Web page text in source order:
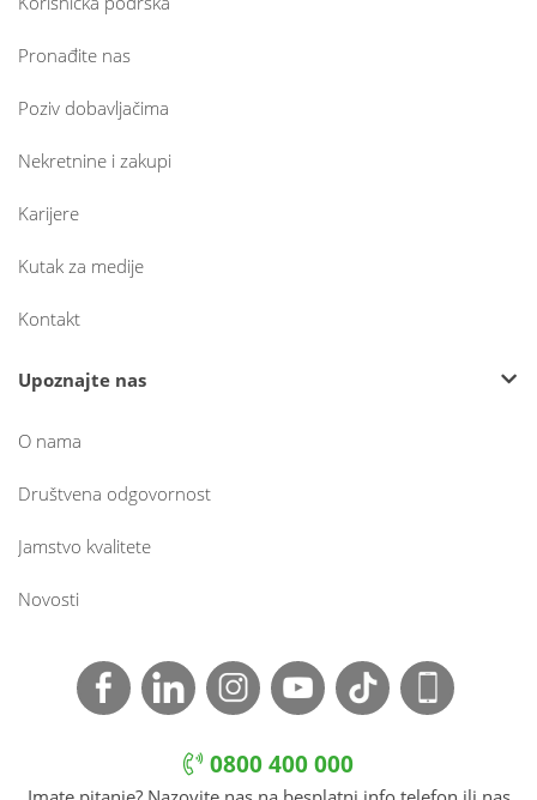
Pronađite nas
Poziv dobavljačima
Nekretnine i zakupi
Karijere
Kutak za medije
Kontakt
Upoznajte nas
O nama
Društvena odgovornost
Jamstvo kvalitete
Novosti
0800 400 000